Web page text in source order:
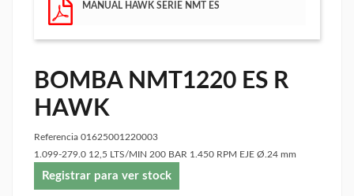
MANUAL HAWK SERIE NMT ES
BOMBA NMT1220 ES R
HAWK
Referencia 01625001220003
1.099-279.0 12,5 LTS/MIN 200 BAR 1.450 RPM EJE Ø.24 mm
Registrar para ver stock